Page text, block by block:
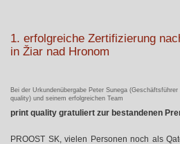
1. erfolgreiche Zertifizierung
in Žiar nad Hronom
Bei der Urkundenübergabe Peter Sunega
quality) und seinem erfolgreichen Team
print quality gratuliert zur bestandenen
PROOST SK, vielen Personen noch als